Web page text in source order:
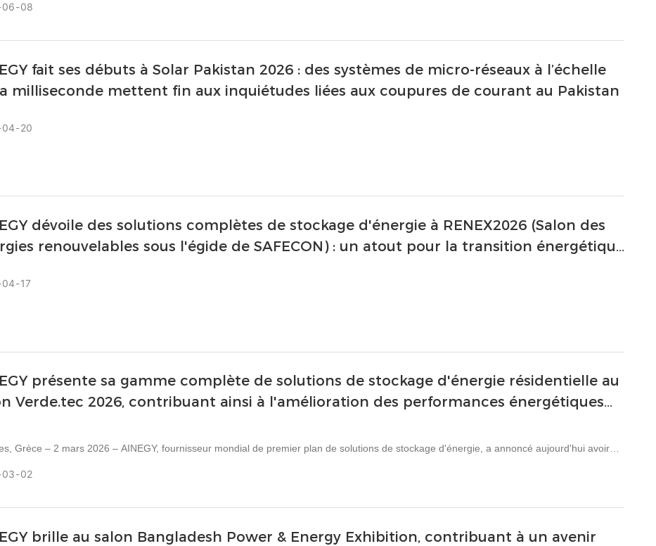
06 08
fait ses débuts à Solar Pakistan 2026 : des systèmes de micro-réseaux à l’échelle
milliseconde mettent fin aux inquiétudes liées aux coupures de courant au Pakistan
04 20
dévoile des solutions complètes de stockage d'énergie à RENEX2026 (Salon des
renouvelables sous l'égide de SAFECON) : un atout pour la transition énergétique
04 17
présente sa gamme complète de solutions de stockage d'énergie résidentielle au
Verde.tec 2026, contribuant ainsi à l'amélioration des performances énergétiques
Grèce – 2 mars 2026 – AINEGY, fournisseur mondial de premier plan de solutions de stockage d'énergie, a annoncé aujourd'hui avoir
une plateforme importante pour présenter ses technologies innovantes et ses solutions de stockage d'énergie résidentielles à une
03 02
brille au salon Bangladesh Power & Energy Exhibition, contribuant à un avenir